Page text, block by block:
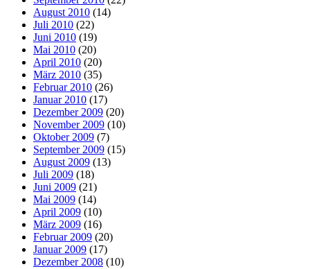
August 2010 (14)
Juli 2010 (22)
Juni 2010 (19)
Mai 2010 (20)
April 2010 (20)
März 2010 (35)
Februar 2010 (26)
Januar 2010 (17)
Dezember 2009 (20)
November 2009 (10)
Oktober 2009 (7)
September 2009 (15)
August 2009 (13)
Juli 2009 (18)
Juni 2009 (21)
Mai 2009 (14)
April 2009 (10)
März 2009 (16)
Februar 2009 (20)
Januar 2009 (17)
Dezember 2008 (10)